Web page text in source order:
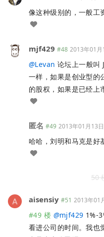
像这种级别的，一般工
mjf429 #48 2013年01月
@Levan 论坛上一般叫
一样，如果是创业型的
的股权，如果是已经
匿名 #49 2013年01月13日
哈哈，刘明和马克是好
50
aisensiy #51 2013年01
#49 楼 @mjf429 1%-
看进公司的时间。我也